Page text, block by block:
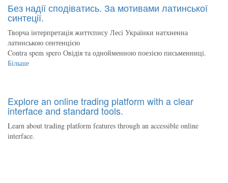
Без надії сподіватись. За мотивами латинської
синтеції.
Творча інтерпретація життєпису Лесі Українки натхненна
латинською сентенцією
Contra spem spero Овідія та однойменною поезією письменниці.
Більше
Explore an online trading platform with a clear
interface and standard tools.
Learn about trading platform features through an accessible online
interface.